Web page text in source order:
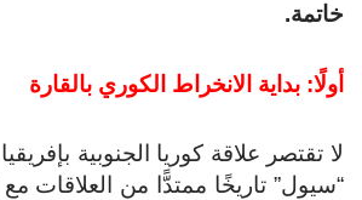
خاتمة.
أولًا: بداية الانخراط الكوري بالقارة
“سيول” تاريخًا ممتدًّا من العلاقات مع